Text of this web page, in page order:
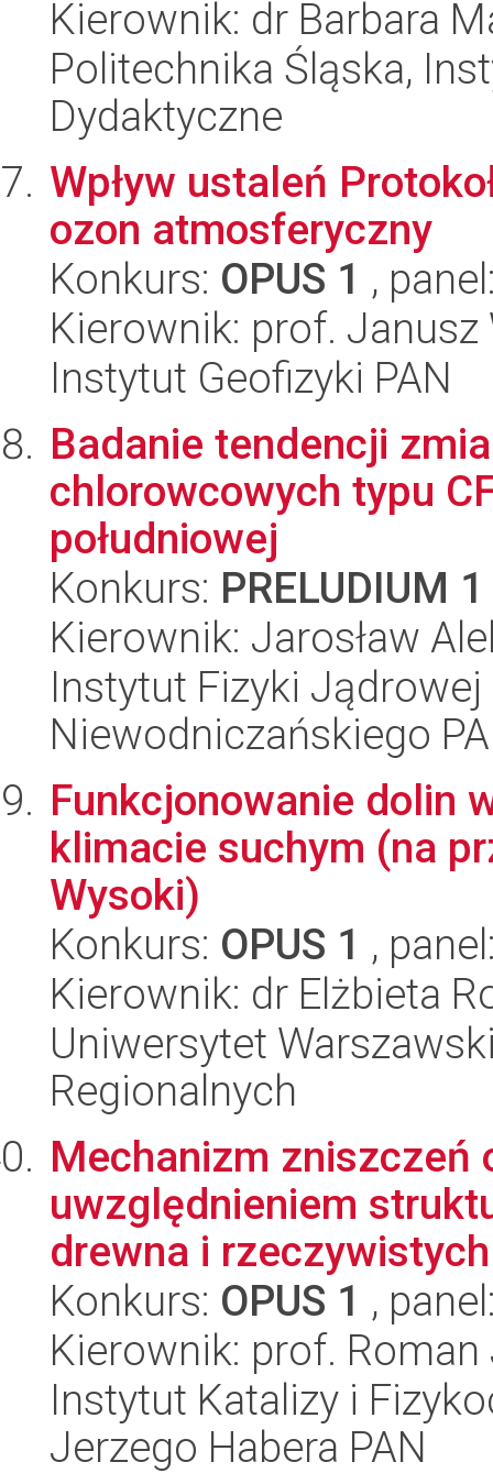
Kierownik: dr Barbara
Politechnika Śląska,
Dydaktyczne
Wpływ ustaleń
ozon atmosferyczny
Konkurs: OPUS 1 ,
Kierownik: prof.
Instytut Geofizyki PAN
Badanie tendencji
chlorowcowych typu
południowej
Konkurs: PRELUDIUM 1
Kierownik: Jarosław
Instytut Fizyki
Niewodniczańskiego
Funkcjonowanie dolin
klimacie suchym (na
Wysoki)
Konkurs: OPUS 1 ,
Kierownik: dr Elżbieta
Uniwersytet
Regionalnych
Mechanizm zniszczeń
uwzględnieniem
drewna i
Konkurs: OPUS 1 ,
Kierownik: prof. Roman
Instytut Katalizy i
Jerzego Habera PAN